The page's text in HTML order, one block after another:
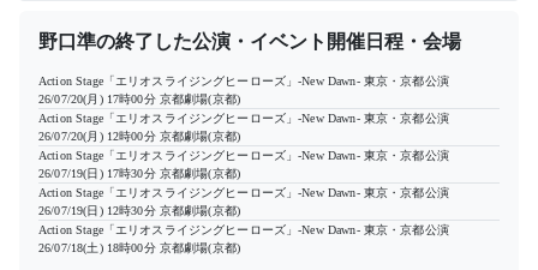
野口準の終了した公演・イベント開催日程・会場
Action Stage「エリオスライジングヒーローズ」-New Dawn- 東京・京都公演
26/07/20(月) 17時00分 京都劇場(京都)
Action Stage「エリオスライジングヒーローズ」-New Dawn- 東京・京都公演
26/07/20(月) 12時00分 京都劇場(京都)
Action Stage「エリオスライジングヒーローズ」-New Dawn- 東京・京都公演
26/07/19(日) 17時30分 京都劇場(京都)
Action Stage「エリオスライジングヒーローズ」-New Dawn- 東京・京都公演
26/07/19(日) 12時30分 京都劇場(京都)
Action Stage「エリオスライジングヒーローズ」-New Dawn- 東京・京都公演
26/07/18(土) 18時00分 京都劇場(京都)